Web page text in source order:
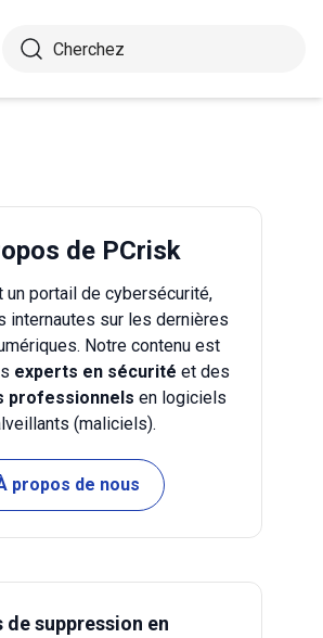
de PCrisk
un portail de cybersécurité,
internautes sur les dernières
Notre contenu est
experts en sécurité et des
professionnels en logiciels
(maliciels).
propos de nous
suppression en